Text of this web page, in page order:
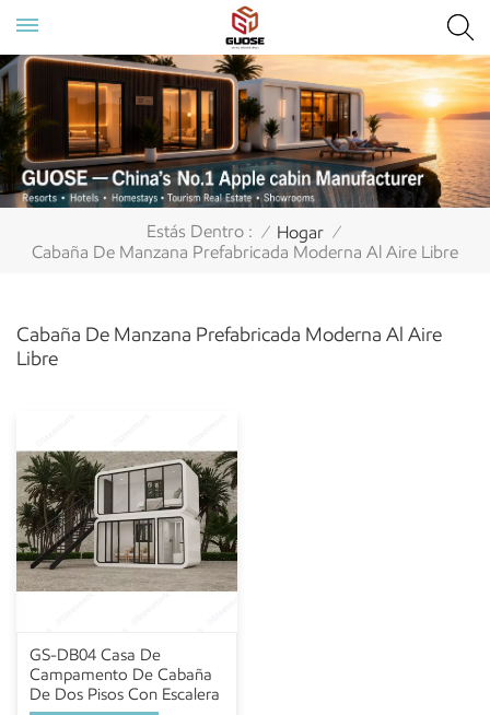
Estás Dentro : / Hogar /
Cabaña De Manzana Prefabricada Moderna Al Aire Libre
Cabaña De Manzana Prefabricada Moderna Al Aire
Libre
GS-DB04 Casa De
Campamento De Cabaña
De Dos Pisos Con Escalera